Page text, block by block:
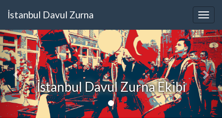
İstanbul Davul Zurna
İstanbul Davul Zurna Ekibi